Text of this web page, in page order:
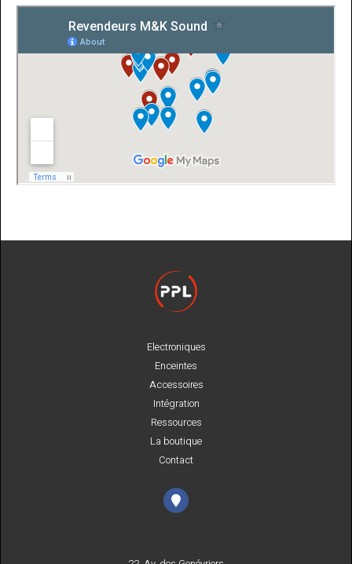
Electroniques
Enceintes
Accessoires
Intégration
Ressources
La boutique
Contact